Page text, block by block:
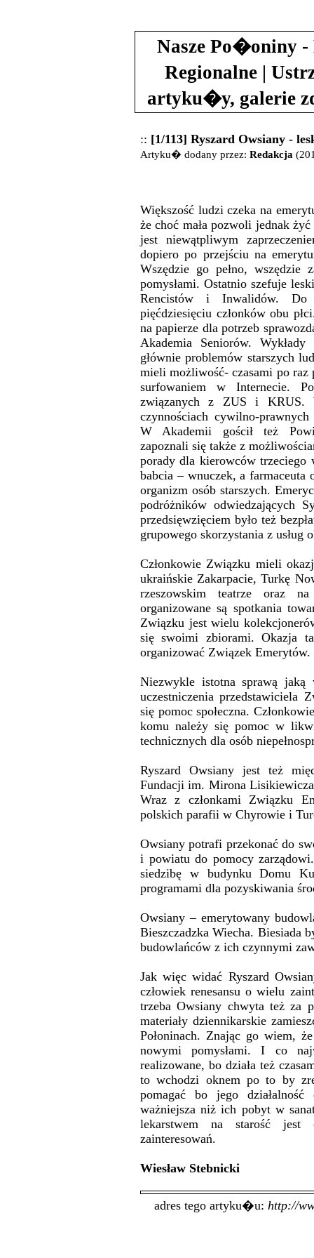
Nasze Po�oniny -
Regionalne |
artyku�y, galerie
:: [1/113] Ryszard Owsiany -
Artyku� dodany przez: Redakcja
Większość ludzi czeka na
że choć mała pozwoli jednak
jest niewątpliwym
dopiero po przejściu na
Wszędzie go pełno,
pomysłami. Ostatnio szefuje
Rencistów i Inwalidów. Do
pięćdziesięciu członków obu
na papierze dla potrzeb
Akademia Seniorów.
głównie problemów starszych
mieli możliwość- czasami po raz
surfowaniem w Internecie.
związanych z ZUS i KRUS.
czynnościach cywilno-
W Akademii gościł też
zapoznali się także z
porady dla kierowców trzeciego
babcia – wnuczek, a farmaceuta
organizm osób starszych.
podróżników odwiedzających
przedsięwzięciem było też
grupowego skorzystania z usług
Członkowie Związku mieli
ukraińskie Zakarpacie, Turkę
rzeszowskim teatrze oraz
organizowane są spotkania
Związku jest wielu
się swoimi zbiorami. Okazja
organizować Związek Emerytów.
Niezwykle istotna sprawą jaką
uczestniczenia przedstawiciela
się pomoc społeczna.
komu należy się pomoc w
technicznych dla osób
Ryszard Owsiany jest też
Fundacji im. Mirona
Wraz z członkami Związku
polskich parafii w Chyrowie i
Owsiany potrafi przekonać do
i powiatu do pomocy
siedzibę w budynku Domu
programami dla pozyskiwania
Owsiany – emerytowany
Bieszczadzka Wiecha. Biesiada
budowlańców z ich czynnymi
Jak więc widać Ryszard
człowiek renesansu o wielu
trzeba Owsiany chwyta też za
materiały dziennikarskie
Połoninach. Znając go wiem,
nowymi pomysłami. I co
realizowane, bo działa też
to wchodzi oknem po to by
pomagać bo jego
ważniejsza niż ich pobyt w
lekarstwem na starość jest
zainteresowań.
Wiesław Stebnicki
adres tego artyku�u: http://